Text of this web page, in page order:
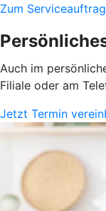
Zum Serviceauftrag
Auch im
Filiale oder am
Jetzt Termin